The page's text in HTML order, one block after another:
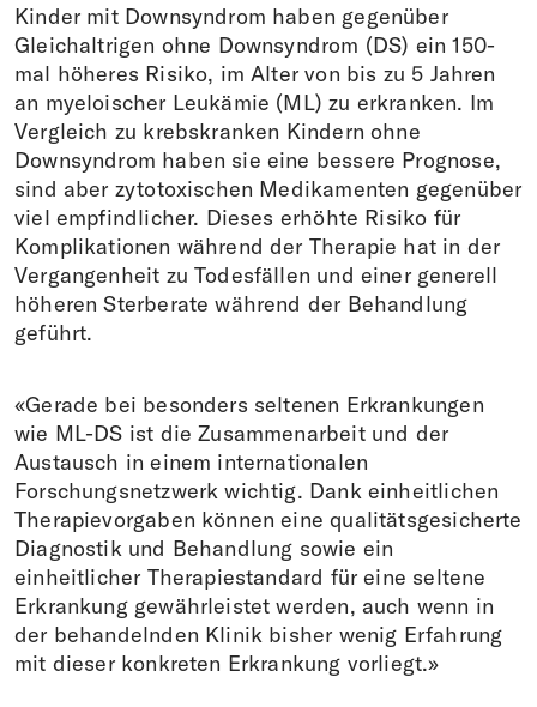
Kinder mit Downsyndrom haben gegenüber
Gleichaltrigen ohne Downsyndrom (DS) ein 150-
mal höheres Risiko, im Alter von bis zu 5 Jahren
an myeloischer Leukämie (ML) zu erkranken. Im
Vergleich zu krebskranken Kindern ohne
Downsyndrom haben sie eine bessere Prognose,
sind aber zytotoxischen Medikamenten gegenüber
viel empfindlicher. Dieses erhöhte Risiko für
Komplikationen während der Therapie hat in der
Vergangenheit zu Todesfällen und einer generell
höheren Sterberate während der Behandlung
geführt.
«Gerade bei besonders seltenen Erkrankungen
wie ML-DS ist die Zusammenarbeit und der
Austausch in einem internationalen
Forschungsnetzwerk wichtig. Dank einheitlichen
Therapievorgaben können eine qualitätsgesicherte
Diagnostik und Behandlung sowie ein
einheitlicher Therapiestandard für eine seltene
Erkrankung gewährleistet werden, auch wenn in
der behandelnden Klinik bisher wenig Erfahrung
mit dieser konkreten Erkrankung vorliegt.»